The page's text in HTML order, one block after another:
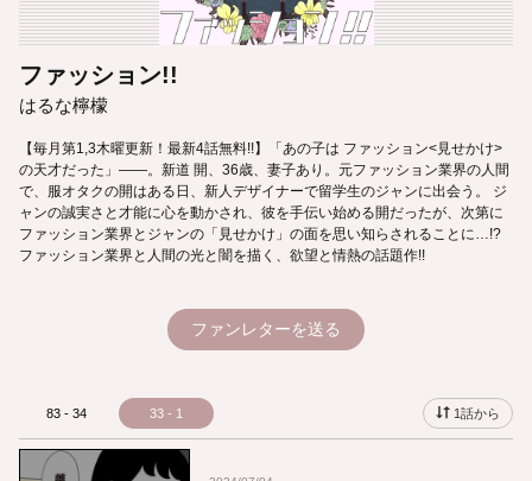
ファッション!!
はるな檸檬
【毎月第1,3木曜更新！最新4話無料!!】「あの子は ファッション<見せかけ>
の天才だった」――。新道 開、36歳、妻子あり。元ファッション業界の人間
で、服オタクの開はある日、新人デザイナーで留学生のジャンに出会う。 ジ
ャンの誠実さと才能に心を動かされ、彼を手伝い始める開だったが、次第に
ファッション業界とジャンの「見せかけ」の面を思い知らされることに…!?
ファッション業界と人間の光と闇を描く、欲望と情熱の話題作!!
ファンレターを送る
83 - 34 33 - 1 1話から